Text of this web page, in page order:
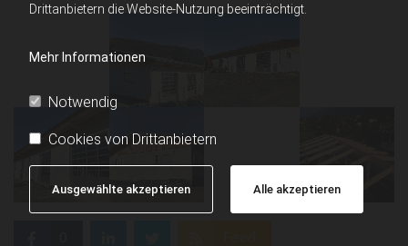
Drittanbietern die Website-Nutzung beeinträchtigt.
Mehr Informationen
Notwendig
Cookies von Drittanbietern
Ausgewählte akzeptieren Alle akzeptieren